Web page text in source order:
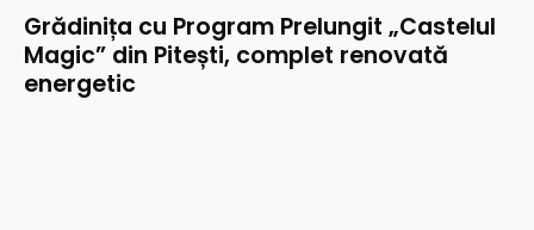
Grădinița cu Program Prelungit „Castelul
Magic” din Pitești, complet renovată
energetic